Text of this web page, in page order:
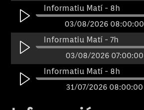
Informatiu Matí - 8h
03/08/2026 08:00:00
Informatiu Matí - 7h
03/08/2026 07:00:00
Informatiu Matí - 8h
31/07/2026 08:00:00